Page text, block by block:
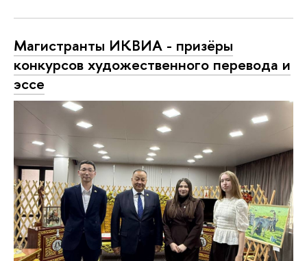
Магистранты ИКВИА - призёры
конкурсов художественного перевода и
эссе